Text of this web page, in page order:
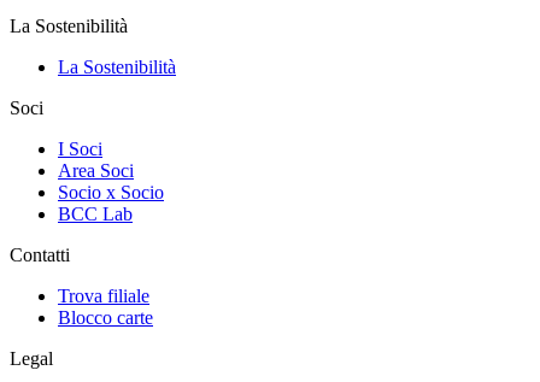
La Sostenibilità
La Sostenibilità
Soci
I Soci
Area Soci
Socio x Socio
BCC Lab
Contatti
Trova filiale
Blocco carte
Legal